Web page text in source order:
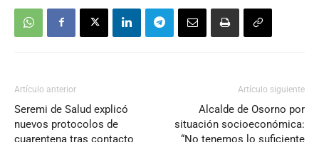
Artículo anterior
Seremi de Salud explicó
nuevos protocolos de
cuarentena tras contacto
Artículo siguiente
Alcalde de Osorno por
situación socioeconómica:
“No tenemos lo suficiente